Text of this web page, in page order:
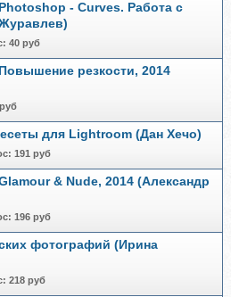
- Curves. Работа с
40 руб
резкости, 2014
для Lightroom (Дан Хечо)
191 руб
& Nude, 2014 (Александр
196 руб
фотографий (Ирина
218 руб